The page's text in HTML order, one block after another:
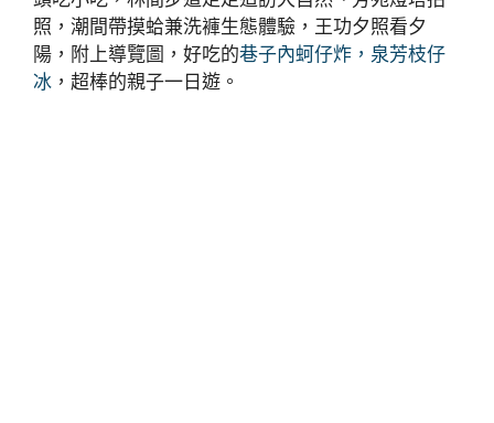
照，潮間帶摸蛤兼洗褲生態體驗，王功夕照看夕
陽，附上導覽圖，好吃的巷子內蚵仔炸，泉芳枝仔
冰 ，超棒的親子一日遊。